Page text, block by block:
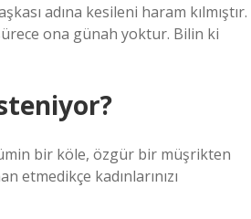
adına kesileni haram kılmıştır.
ona günah yoktur. Bilin ki
bir köle, özgür bir müşrikten
etmedikçe kadınlarınızı